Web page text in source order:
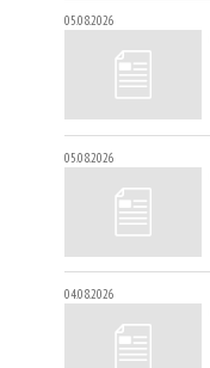
05.08.2026
05.08.2026
04.08.2026